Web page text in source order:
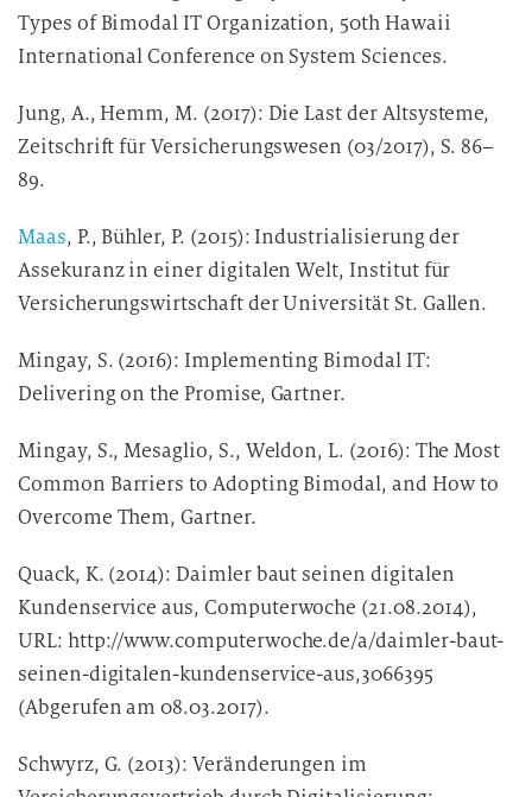
Types of Bimodal IT Organization, 50th Hawaii
International Conference on System Sciences.
Jung, A., Hemm, M. (2017): Die Last der Altsysteme,
Zeitschrift für Versicherungswesen (03/2017), S. 86–
89.
Maas, P., Bühler, P. (2015): Industrialisierung der
Assekuranz in einer digitalen Welt, Institut für
Versicherungswirtschaft der Universität St. Gallen.
Mingay, S. (2016): Implementing Bimodal IT:
Delivering on the Promise, Gartner.
Mingay, S., Mesaglio, S., Weldon, L. (2016): The Most
Common Barriers to Adopting Bimodal, and How to
Overcome Them, Gartner.
Quack, K. (2014): Daimler baut seinen digitalen
Kundenservice aus, Computerwoche (21.08.2014),
URL: http://www.computerwoche.de/a/daimler-baut-
seinen-digitalen-kundenservice-aus,3066395
(Abgerufen am 08.03.2017).
Schwyrz, G. (2013): Veränderungen im